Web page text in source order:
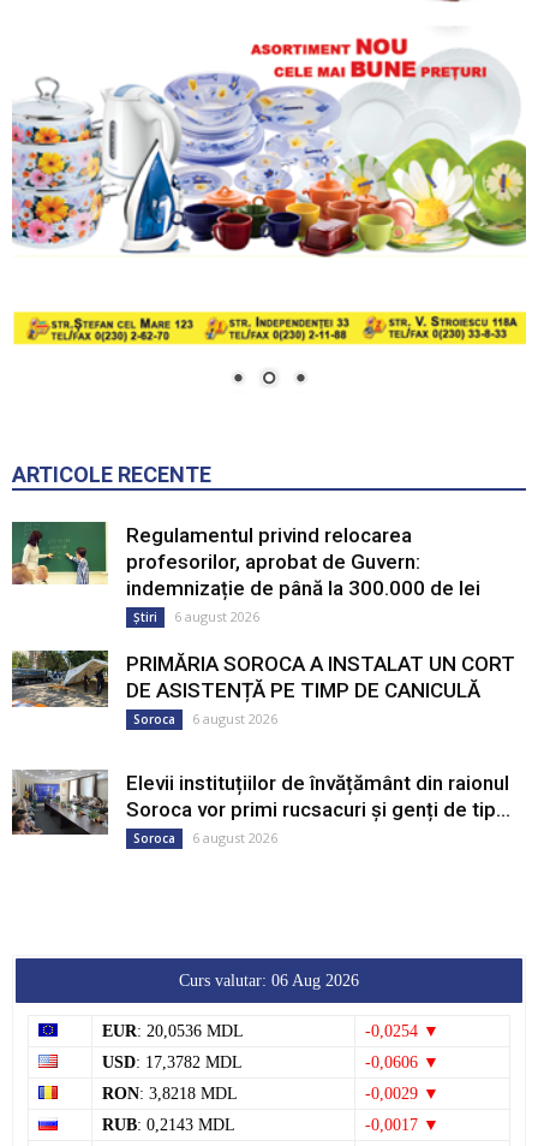
ARTICOLE RECENTE
Regulamentul privind relocarea
profesorilor, aprobat de Guvern:
indemnizație de până la 300.000 de lei
Știri 6 august 2026
PRIMĂRIA SOROCA A INSTALAT UN CORT
DE ASISTENȚĂ PE TIMP DE CANICULĂ
Soroca 6 august 2026
Elevii instituțiilor de învățământ din raionul
Soroca vor primi rucsacuri și genți de tip...
Soroca 6 august 2026
Curs valutar: 06 Aug 2026
EUR: 20,0536 MDL
-0,0254 ▼
USD: 17,3782 MDL
-0,0606 ▼
RON: 3,8218 MDL
-0,0029 ▼
RUB: 0,2143 MDL
-0,0017 ▼